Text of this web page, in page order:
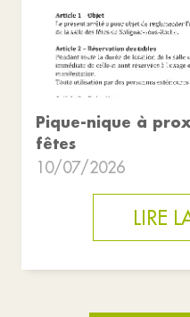
Pique-nique à
fêtes
10/07/2026
LIRE